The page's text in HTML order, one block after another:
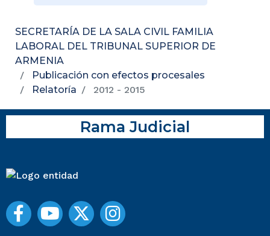
SECRETARÍA DE LA SALA CIVIL FAMILIA
LABORAL DEL TRIBUNAL SUPERIOR DE
ARMENIA
Publicación con efectos procesales
Relatoría
2012 - 2015
Rama Judicial